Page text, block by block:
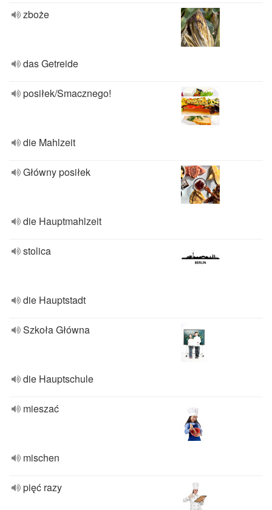
zboże
das Getreide
posiłek/Smacznego!
die Mahlzeit
Główny posiłek
die Hauptmahlzeit
stolica
die Hauptstadt
Szkoła Główna
die Hauptschule
mieszać
mischen
pięć razy